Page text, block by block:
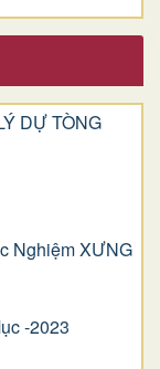
DỰ TÒNG
Nghiệm XƯNG
-2023